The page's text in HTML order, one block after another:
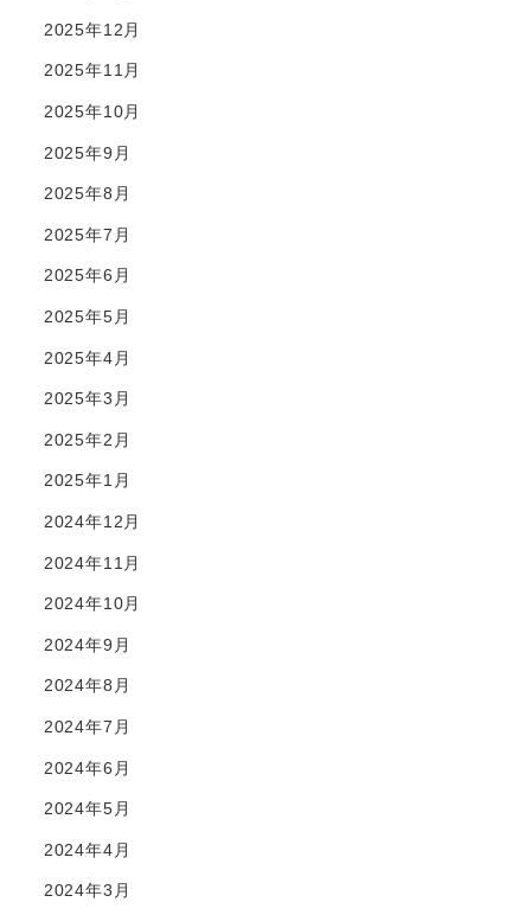
2025年12月
2025年11月
2025年10月
2025年9月
2025年8月
2025年7月
2025年6月
2025年5月
2025年4月
2025年3月
2025年2月
2025年1月
2024年12月
2024年11月
2024年10月
2024年9月
2024年8月
2024年7月
2024年6月
2024年5月
2024年4月
2024年3月